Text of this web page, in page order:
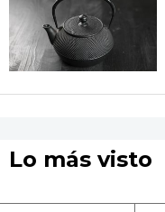
Lo más visto